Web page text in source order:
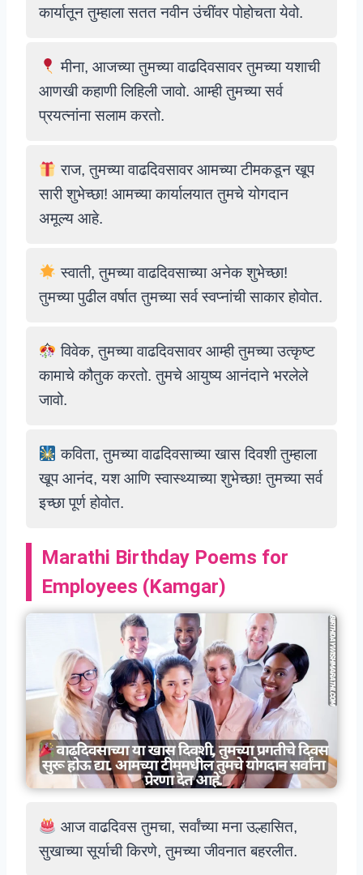
कार्यातून तुम्हाला सतत नवीन उंचींवर पोहोचता येवो.
मीना, आजच्या तुमच्या वाढदिवसावर तुमच्या यशाची
आणखी कहाणी लिहिली जावो. आम्ही तुमच्या सर्व
प्रयत्नांना सलाम करतो.
राज, तुमच्या वाढदिवसावर आमच्या टीमकडून खूप
सारी शुभेच्छा! आमच्या कार्यालयात तुमचे योगदान
अमूल्य आहे.
स्वाती, तुमच्या वाढदिवसाच्या अनेक शुभेच्छा!
तुमच्या पुढील वर्षात तुमच्या सर्व स्वप्नांची साकार होवोत.
विवेक, तुमच्या वाढदिवसावर आम्ही तुमच्या उत्कृष्ट
कामाचे कौतुक करतो. तुमचे आयुष्य आनंदाने भरलेले
जावो.
कविता, तुमच्या वाढदिवसाच्या खास दिवशी तुम्हाला
खूप आनंद, यश आणि स्वास्थ्याच्या शुभेच्छा! तुमच्या सर्व
इच्छा पूर्ण होवोत.
Marathi Birthday Poems for
Employees (Kamgar)
आज वाढदिवस तुमचा, सर्वांच्या मना उल्हासित,
सुखाच्या सूर्याची किरणे, तुमच्या जीवनात बहरलीत.